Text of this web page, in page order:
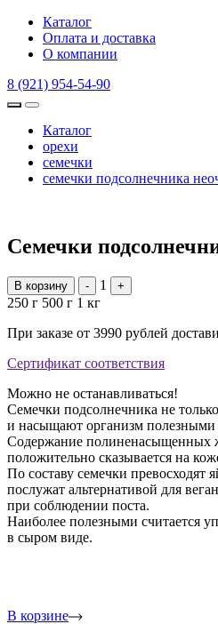
Каталог
Оплата и доставка
О компании
8 (921) 954-54-90
Каталог
орехи
семечки
семечки подсолнечника
Семечки
В корзину - 1 +
250 г 500 г 1 кг
При заказе от 3990 рублей
Сертификат соответствия
Можно не останавливаться!
Семечки подсолнечника не
и насыщают организм полезными
Содержание полиненасыщенных
положительно сказывается на
По составу семечки превосходят
послужат альтернативой для
при соблюдении поста.
Наиболее полезными считается
в сыром виде.
В корзине